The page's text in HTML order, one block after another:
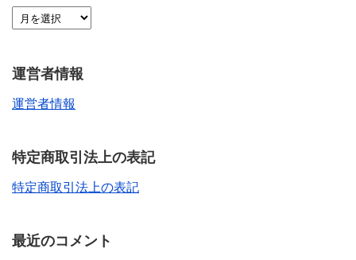
運営者情報
運営者情報
特定商取引法上の表記
特定商取引法上の表記
最近のコメント